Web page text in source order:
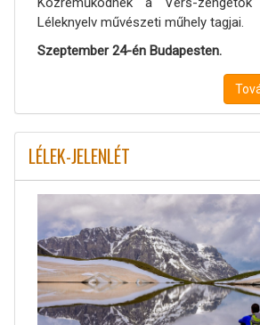
Léleknyelv művészeti műhely tagjai.
Szeptember 24-én Budapesten.
LÉLEK-JELENLÉT